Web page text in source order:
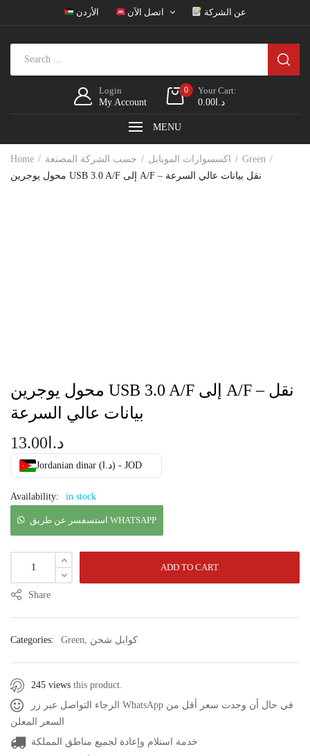
الأردن اتصل الآن عن الشركة
Login
My Account
0
Your Cart:
د.ا0.00
MENU
Home اكسسوارات الموبايل حسب الشركة المصنعة
Green
محول يوجرين USB 3.0 A/F إلى A/F – نقل بيانات عالي السرعة
محول يوجرين USB 3.0 A/F إلى A/F – نقل
بيانات عالي السرعة
د.ا 13.00
Jordanian dinar (د.ا) - JOD
Availability: in stock
استسفسر عن طريق WHATSAPP
ADD TO CART
Share
Categories: Green, كوابل شحن
245 views this product.
الرجاء التواصل عبر زر WhatsApp في حال أن وجدت سعر أقل من
السعر المعلن
خدمة استلام وإعادة لجميع مناطق المملكة